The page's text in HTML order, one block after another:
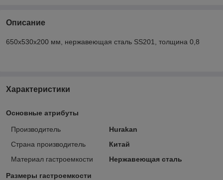
Описание
650х530х200 мм, нержавеющая сталь SS201, толщина 0,8
Характеристики
Основные атрибуты
Производитель
Hurakan
Страна производитель
Китай
Материал гастроемкости
Нержавеющая сталь
Размеры гастроемкости